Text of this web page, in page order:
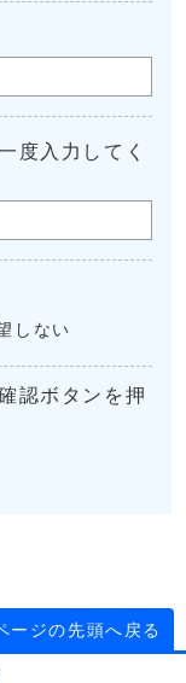
度入力してく
しない
認ボタンを押
ージの先頭へ戻る